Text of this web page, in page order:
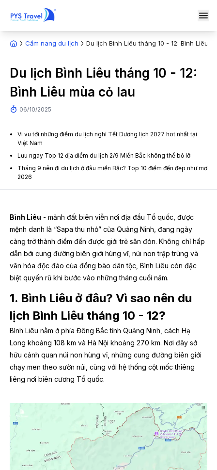
Cẩm nang du lịch Du lịch Bình Liêu tháng 10 - 12: Bình Liêu
Du lịch Bình Liêu tháng 10 - 12:
Bình Liêu mùa cỏ lau
06/10/2025
Vi vu tới những điểm du lịch nghỉ Tết Dương lịch 2027 hot nhất tại
Việt Nam
Lưu ngay Top 12 địa điểm du lịch 2/9 Miền Bắc không thể bỏ lỡ
Tháng 9 nên đi du lịch ở đâu miền Bắc? Top 10 điểm đến đẹp như mơ
2026
Bình Liêu - mảnh đất biên viễn nơi địa đầu Tổ quốc, được
mệnh danh là “Sapa thu nhỏ” của Quảng Ninh, đang ngày
càng trở thành điểm đến được giới trẻ săn đón. Không chỉ hấp
dẫn bởi cung đường biên giới hùng vĩ, núi non trập trùng và
văn hóa độc đáo của đồng bào dân tộc, Bình Liêu còn đặc
biệt quyến rũ khi bước vào những tháng cuối năm.
1. Bình Liêu ở đâu? Vì sao nên du
lịch Bình Liêu tháng 10 - 12?
Bình Liêu nằm ở phía Đông Bắc tỉnh Quảng Ninh, cách Hạ
Long khoảng 108 km và Hà Nội khoảng 270 km. Nơi đây sở
hữu cảnh quan núi non hùng vĩ, những cung đường biên giới
chạy men theo sườn núi, cùng với hệ thống cột mốc thiêng
liêng nơi biên cương Tổ quốc.